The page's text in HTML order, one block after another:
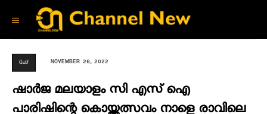
Gulf NOVEMBER 26, 2022
ഷാർജ മലയാളം സി എസ് ഐ
പാരിഷിന്റെ കൊയ്ത്തുത്സവം നാളെ രാവിലെ